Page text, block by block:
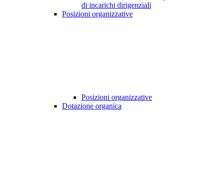
di incarichi dirigenziali
Posizioni organizzative
Posizioni organizzative
Dotazione organica